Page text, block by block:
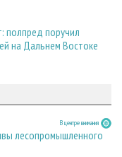
полпред поручил
на Дальнем Востоке
В центре внимания
лесопромышленного